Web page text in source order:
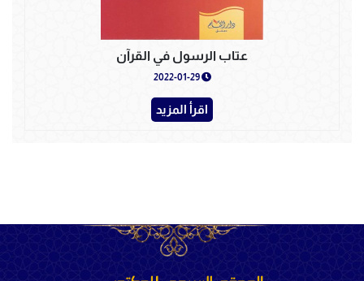
عتاب الرسول في القرآن
2022-01-29
اقرأ المزيد